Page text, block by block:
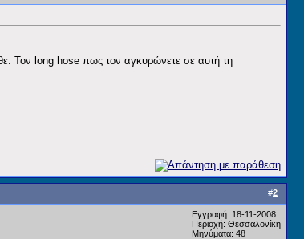
Τον long hose πως τον αγκυρώνετε σε αυτή τη
#2
Εγγραφή: 18-11-2008
Περιοχή: Θεσσαλονίκη
Μηνύματα: 48